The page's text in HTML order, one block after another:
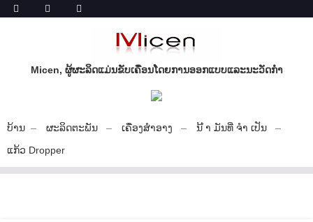
Micen, ຜູ້ຜະລິດແມ່ນຂັບເຄື່ອນໂດຍການອອກແບບແລະນະວັດກໍາ
ບ້ານ ຜະລິດຕະພັນ ເຄື່ອງສໍາອາງ
ນ້ ຳ ມັນທີ່ ຈຳ ເປັນ
ແກ້ວ Dropper